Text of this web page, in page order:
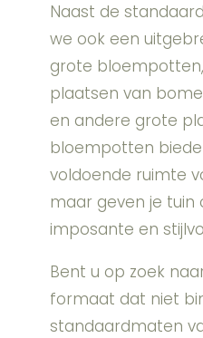
Naast de
we ook een
grote
plaatsen van
en andere grote
bloempotten
voldoende ruimte
maar geven je tuin
imposante en
Bent u op zoek
formaat dat niet
standaardmaten